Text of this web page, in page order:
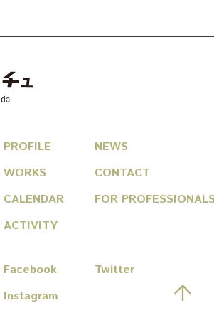
PROFILE
NEWS
WORKS
CONTACT
CALENDAR
FOR
ACTIVITY
Facebook
Twitter
Instagram